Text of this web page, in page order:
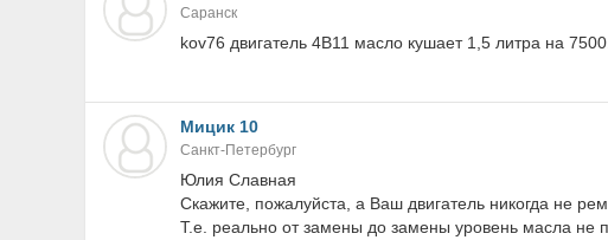
Саранск
kov76 двигатель 4B11 масло кушает 1,5 литра на
Мицик 10
Санкт-Петербург
Юлия Славная
Скажите, пожалуйста, а Ваш двигатель никогда не
Т.е. реально от замены до замены уровень масла не